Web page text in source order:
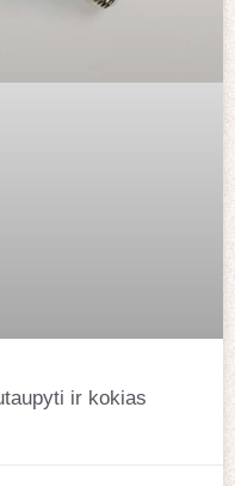
ir kokias